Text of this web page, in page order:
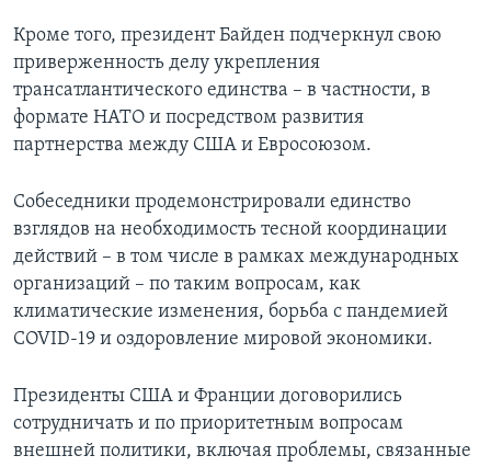
Кроме того, президент Байден подчеркнул свою
приверженность делу укрепления
трансатлантического единства – в частности, в
формате НАТО и посредством развития
партнерства между США и Евросоюзом.
Собеседники продемонстрировали единство
взглядов на необходимость тесной координации
действий – в том числе в рамках международных
организаций – по таким вопросам, как
климатические изменения, борьба с пандемией
COVID-19 и оздоровление мировой экономики.
Президенты США и Франции договорились
сотрудничать и по приоритетным вопросам
внешней политики, включая проблемы, связанные